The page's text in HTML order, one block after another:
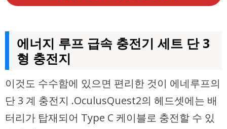
에너지 루프 급속 충전기 세트 단 3
형 충전지
이것도 수수함에 있으면 편리한 것이 에네루프의
단 3 계 충전지 .OculusQuest2의 헤드셋에는 배
터리가 탑재되어 Type C 케이블로 충전할 수 있